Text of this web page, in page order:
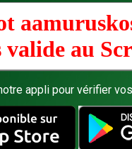
valide au
appli pour vérifier